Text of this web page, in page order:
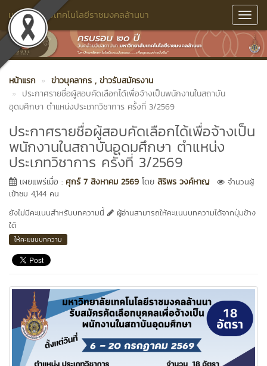
มหาวิทยาลัยเทคโนโลยีราชมงคลล้านนา
หน้าแรก ข่าวบุคลากร , ข่าวรับสมัครงาน
ประกาศรายชื่อผู้สอบคัดเลือกได้เพื่อจ้างเป็นพนักงานในสถาบัน
อุดมศึกษา ตำแหน่งประเภทวิชาการ ครั้งที่ 3/2569
ประกาศรายชื่อผู้สอบคัดเลือกได้เพื่อจ้างเป็น
พนักงานในสถาบันอุดมศึกษา ตำแหน่ง
ประเภทวิชาการ ครั้งที่ 3/2569
เผยแพร่เมื่อ : ศุกร์ 7 สิงหาคม 2569 โดย สิริพร วงค์หาญ
จำนวนผู้
เข้าชม 4,144 คน
ยังไม่มีคะแนนสำหรับบทความนี้
ผู้อ่านสามารถให้คะแนนบทความได้จากปุ่มข้าง
ใต้
ให้คะแนนบทความ